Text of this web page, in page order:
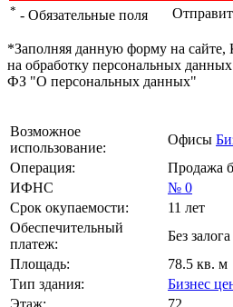
* - Обязательные поля
*Заполняя данную форму на сайте,
на обработку персональных
ФЗ "О персональных данных"
Возможное
использование:
Офисы
Операция:
Продажа
ИФНС
№ 0
Срок окупаемости:
11 лет
Обеспечительный
платеж:
Без залога
Площадь:
78.5 кв. м
Тип здания:
Бизнес
Этаж:
72